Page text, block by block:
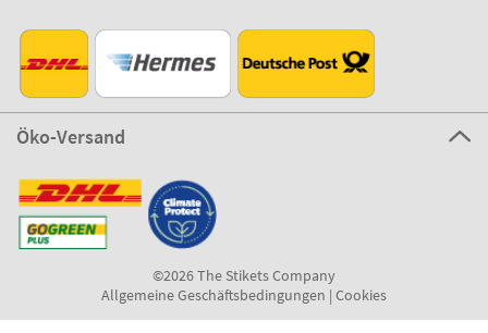
Öko-Versand
©2026 The Stikets Company
Allgemeine Geschäftsbedingungen | Cookies